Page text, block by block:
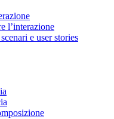
l’interazione
e user stories